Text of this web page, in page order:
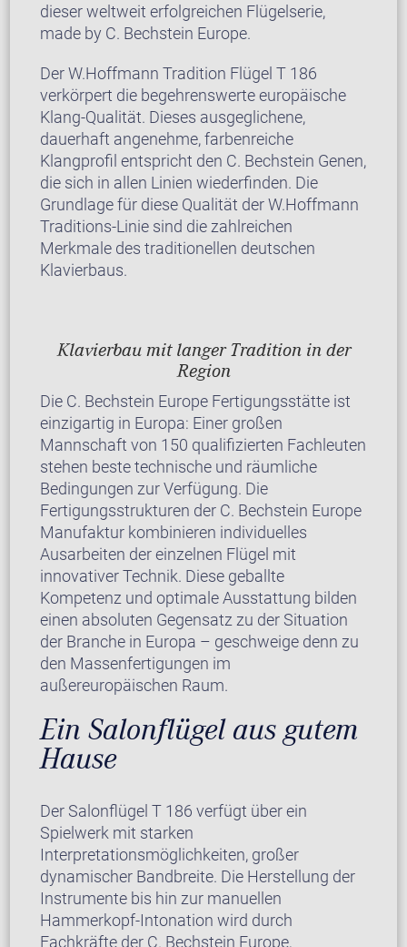
dieser weltweit erfolgreichen Flügelserie,
made by C. Bechstein Europe.
Der W.Hoffmann Tradition Flügel T 186
verkörpert die begehrenswerte europäische
Klang-Qualität. Dieses ausgeglichene,
dauerhaft angenehme, farbenreiche
Klangprofil entspricht den C. Bechstein Genen,
die sich in allen Linien wiederfinden. Die
Grundlage für diese Qualität der W.Hoffmann
Traditions-Linie sind die zahlreichen
Merkmale des traditionellen deutschen
Klavierbaus.
Klavierbau mit langer Tradition in der
Region
Die C. Bechstein Europe Fertigungsstätte ist
einzigartig in Europa: Einer großen
Mannschaft von 150 qualifizierten Fachleuten
stehen beste technische und räumliche
Bedingungen zur Verfügung. Die
Fertigungsstrukturen der C. Bechstein Europe
Manufaktur kombinieren individuelles
Ausarbeiten der einzelnen Flügel mit
innovativer Technik. Diese geballte
Kompetenz und optimale Ausstattung bilden
einen absoluten Gegensatz zu der Situation
der Branche in Europa – geschweige denn zu
den Massenfertigungen im
außereuropäischen Raum.
Ein Salonflügel aus gutem
Hause
Der Salonflügel T 186 verfügt über ein
Spielwerk mit starken
Interpretationsmöglichkeiten, großer
dynamischer Bandbreite. Die Herstellung der
Instrumente bis hin zur manuellen
Hammerkopf-Intonation wird durch
Fachkräfte der C. Bechstein Europe,